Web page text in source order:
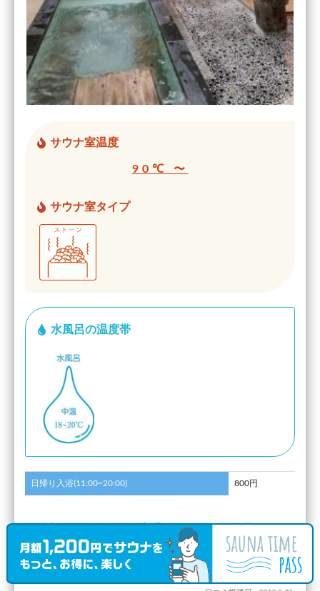
サウナ室温度
90℃ 〜
サウナ室タイプ
水風呂の温度帯
日帰り入浴(11:00~20:00) 800円
”昭和ノスタルジー。貴重なジャングル風呂とトル
コ風サウナ室。”
ぷりか さんのキャッチフレーズ)